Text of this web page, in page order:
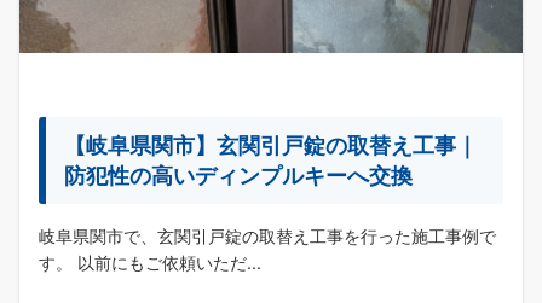
【岐阜県関市】玄関引戸錠の取替え工事｜
防犯性の高いディンプルキーへ交換
岐阜県関市で、玄関引戸錠の取替え工事を行った施工事例で
す。 以前にもご依頼いただ...